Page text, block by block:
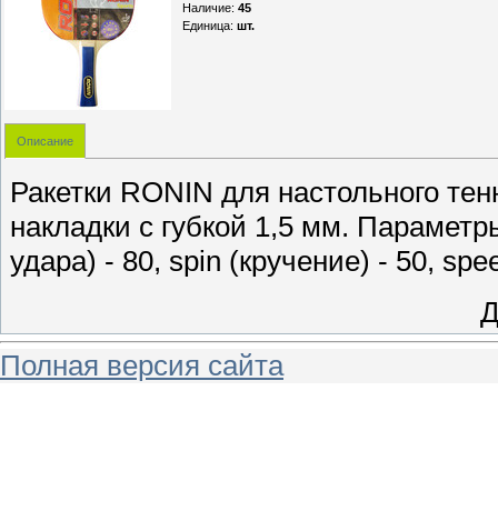
Наличие: 45
Единица: шт.
Описание
Ракетки RONIN для настольного
накладки с губкой 1,5 мм.
удара) - 80, spin (кручение) - 50,
Полная версия сайта